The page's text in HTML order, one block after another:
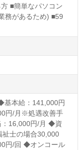
■簡単なパソコン
務があるため) ■59
基本給：141,000円
円/月※処遇改善手
：16,000円/月 ◆資
祉士の場合30,000
円/回 ◆オンコール